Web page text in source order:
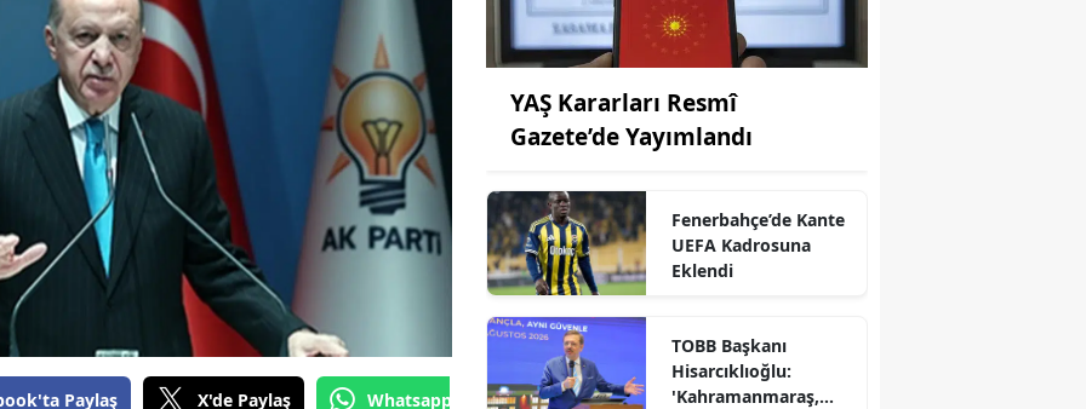
Paylaş X'de Paylaş Whatsapp'tan Gönder
YAŞ Kararları Resmî
Gazete’de Yayımlandı
Fenerbahçe’de Kante
UEFA Kadrosuna
Eklendi
TOBB Başkanı
Hisarcıklıoğlu:
'Kahramanmaraş,